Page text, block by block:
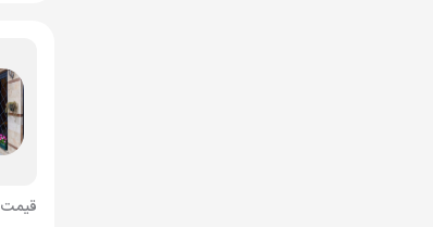
قیمت 2 تخته (هرنفر)